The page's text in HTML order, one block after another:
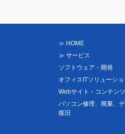
≫ HOME
≫ サービス
ソフトウェア・開発
オフィスITソリューショ
Webサイト・コンテン
パソコン修理、廃棄、
復旧